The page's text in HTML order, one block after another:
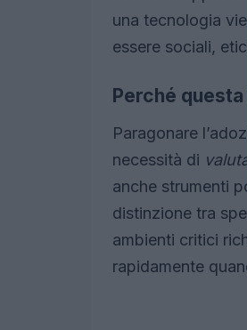
una tecnologia
essere sociali,
Perché
Paragonare
necessità di
anche strumenti
distinzione tra
ambienti critici
rapidamente